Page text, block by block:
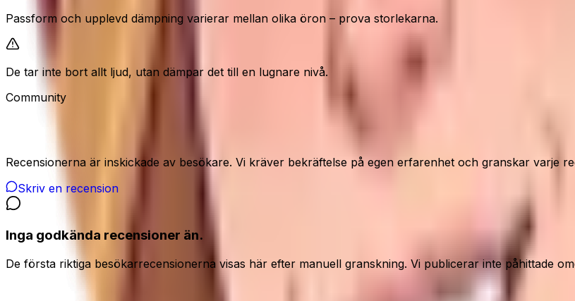
Passform och upplevd dämpning varierar mellan olika öron – prova storlekarna.
De tar inte bort allt ljud, utan dämpar det till en lugnare nivå.
Community
Recensioner från våra besökare
Recensionerna är inskickade av besökare. Vi kräver bekräftelse på egen erfarenhet och granskar varje
Skriv en recension
Inga godkända recensioner än.
De första riktiga besökarrecensionerna visas här efter manuell granskning. Vi publicerar inte påhittade